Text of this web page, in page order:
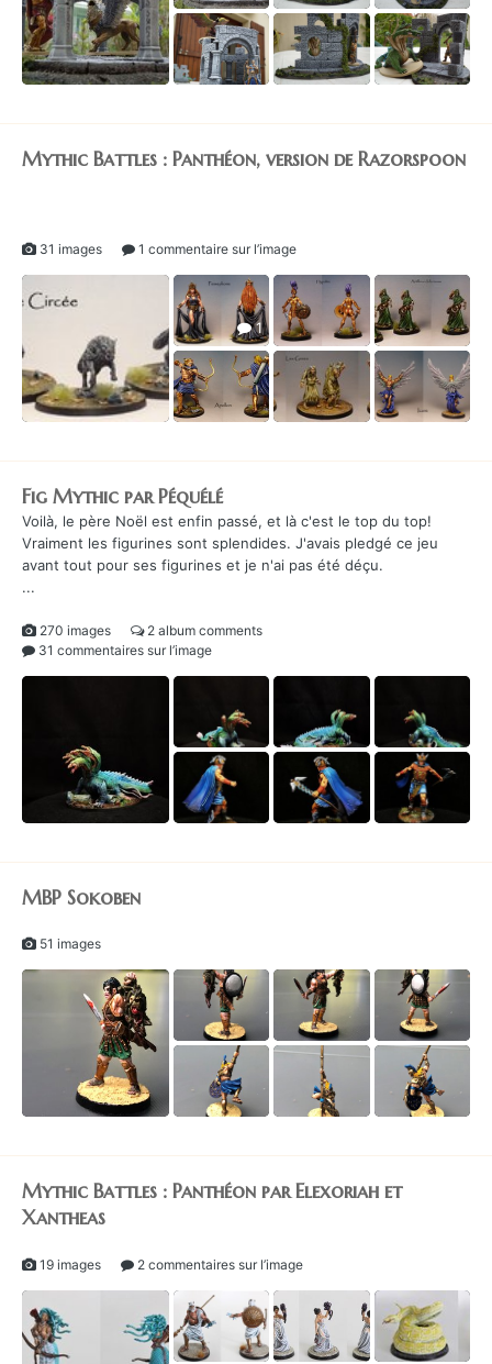
Mythic Battles : Panthéon, version de Razorspoon
31 images 1 commentaire sur l’image
1
Fig Mythic par Péquélé
Voilà, le père Noël est enfin passé, et là c'est le top du top!
Vraiment les figurines sont splendides. J'avais pledgé ce jeu
avant tout pour ses figurines et je n'ai pas été déçu.
...
270 images
2 album comments
31 commentaires sur l’image
MBP Sokoben
51 images
Mythic Battles : Panthéon par Elexoriah et
Xantheas
19 images 2 commentaires sur l’image